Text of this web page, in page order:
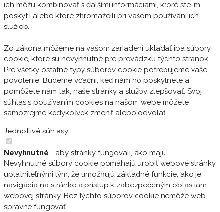
ich môžu kombinovať s ďalšími informáciami, ktoré ste im
poskytli alebo ktoré zhromaždili pri vašom používaní ich
služieb.
Zo zákona môžeme na vašom zariadení ukladať iba súbory
cookie, ktoré sú nevyhnutné pre prevádzku týchto stránok.
Pre všetky ostatné typy súborov cookie potrebujeme vaše
povolenie. Budeme vďační, keď nám ho poskytnete a
pomôžete nám tak, naše stránky a služby zlepšovať. Svoj
súhlas s používaním cookies na našom webe môžete
samozrejme kedykoľvek zmeniť alebo odvolať.
Jednotlivé súhlasy
Nevyhnutné - aby stránky fungovali, ako majú.
Nevyhnutné súbory cookie pomáhajú urobiť webové stránky
uplatniteľnými tým, že umožňujú základné funkcie, ako je
navigácia na stránke a prístup k zabezpečeným oblastiam
webovej stránky. Bez týchto súborov cookie nemôže web
správne fungovať.